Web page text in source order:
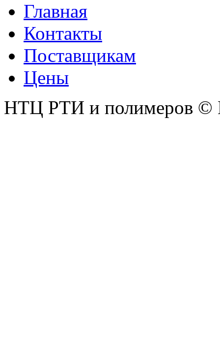
Главная
Контакты
Поставщикам
Цены
НТЦ РТИ и полимеров ©